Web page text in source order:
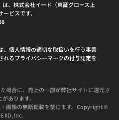
、株式会社イード（東証グロース上
ビスです。
、個人情報の適切な取扱いを行う事業
れるプライバシーマークの付与認定を
場合に、売上の一部が弊社サイトに還元さ
あります。
画像の無断転載を禁じます。Copyright ©
IID, Inc.